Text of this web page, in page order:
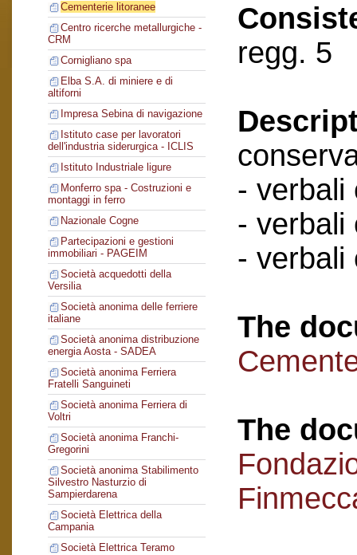
Cementerie litoranee
Centro ricerche metallurgiche -
CRM
Cornigliano spa
Elba S.A. di miniere e di
altiforni
Impresa Sebina di navigazione
Istituto case per lavoratori
dell'industria siderurgica - ICLIS
Istituto Industriale ligure
Monferro spa - Costruzioni e
montaggi in ferro
Nazionale Cogne
Partecipazioni e gestioni
immobiliari - PAGEIM
Società acquedotti della
Versilia
Società anonima delle ferriere
italiane
Società anonima distribuzione
energia Aosta - SADEA
Società anonima Ferriera
Fratelli Sanguineti
Società anonima Ferriera di
Voltri
Società anonima Franchi-
Gregorini
Società anonima Stabilimento
Silvestro Nasturzio di
Sampierdarena
Società Elettrica della
Campania
Società Elettrica Teramo
regg. 5
- verbali
- verbali
- verbali
The
The